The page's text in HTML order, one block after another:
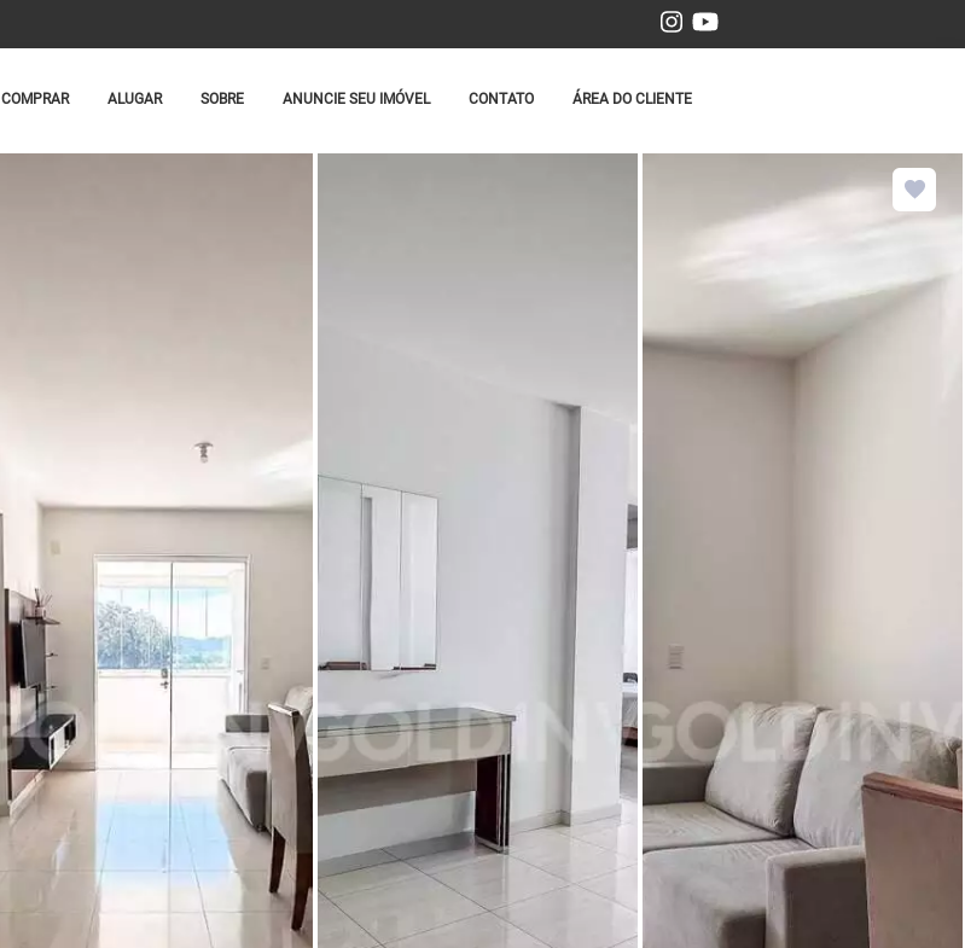
COMPRAR ALUGAR SOBRE ANUNCIE SEU IMÓVEL CONTATO ÁREA DO CLIENTE